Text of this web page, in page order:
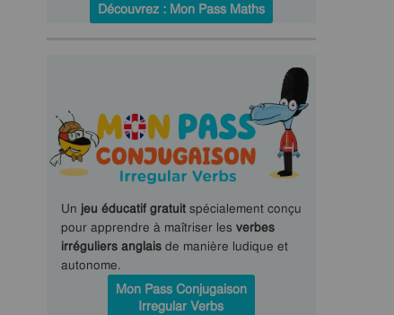
Découvrez : Mon Pass Maths
Un jeu éducatif gratuitspécialement conçu
pour apprendre à maîtriser les verbes
irréguliers anglaisde manière ludique et
autonome.
Mon Pass Conjugaison
Irregular Verbs